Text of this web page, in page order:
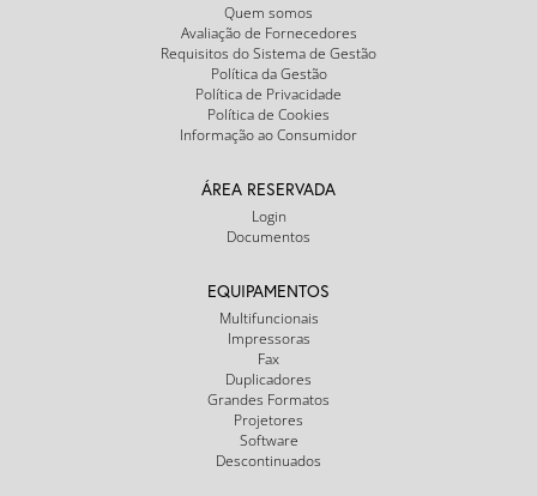
Quem somos
Avaliação de Fornecedores
Requisitos do Sistema de Gestão
Política da Gestão
Política de Privacidade
Política de Cookies
Informação ao Consumidor
ÁREA RESERVADA
Login
Documentos
EQUIPAMENTOS
Multifuncionais
Impressoras
Fax
Duplicadores
Grandes Formatos
Projetores
Software
Descontinuados